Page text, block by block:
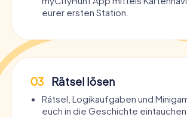
eurer ersten Station.
03 Rätsel lösen
Rätsel, Logikaufgaben und
euch in die Geschichte eintauchen.